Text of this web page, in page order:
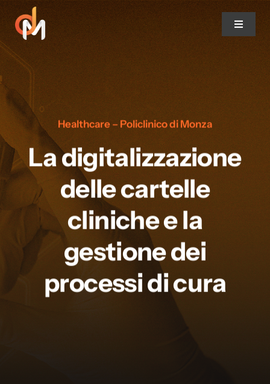
Salta
al
contenuto
Toggle
DocsMarshal
Features
Strumenti
Soluzioni
Progetti di successo
Healthcare – Policlinico di Monza
La digitalizzazione
delle cartelle
cliniche e la
gestione dei
processi di cura